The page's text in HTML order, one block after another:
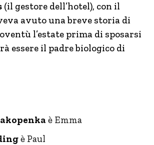
(il gestore dell’hotel), con il
avuto una breve storia di
l’estate prima di sposarsi
essere il padre biologico di
è Emma
è Paul